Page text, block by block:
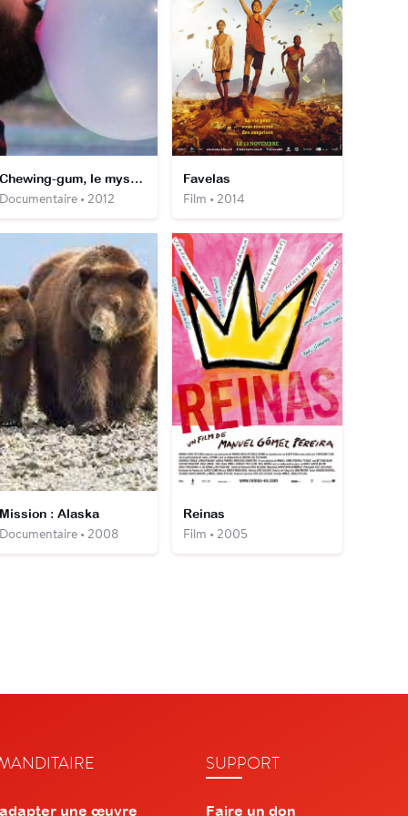
Chewing-gum, le mystère des bulles de gomme
• 2012
Favelas
Film • 2014
: Alaska
• 2008
Reinas
Film • 2005
une œuvre
SUPPORT
Faire un don